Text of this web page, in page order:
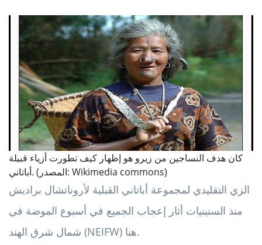
كان هدف النساجين من زيرو هو إظهار كيف تطورت أزياء قبيلة
أباتاني. (المصدر: Wikimedia commons)
الزي التقليدي لمجموعة أباتاني القبلية لأروناتشال براديش
منذ الستينيات أثار إعجاب الجميع في أسبوع الموضة في
شمال شرق الهند (NEIFW) هنا.